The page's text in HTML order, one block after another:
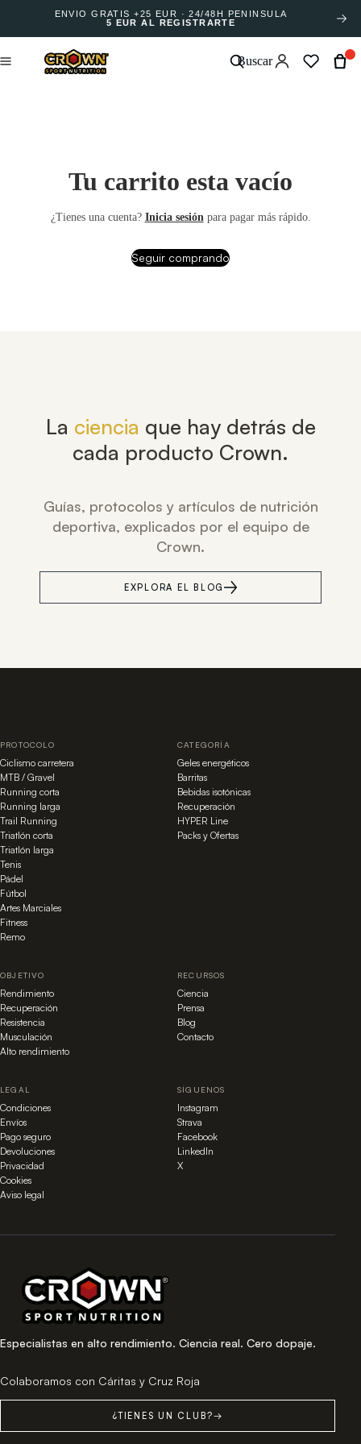
ENVÍO GRATIS +25 EUR · 24/48H PENÍNSULA
5 EUR AL REGISTRARTE
Buscar
Tu carrito esta vacío
¿Tienes una cuenta? Inicia sesiónpara pagar más rápido.
Seguir comprando
La ciencia que hay detrás de
cada producto Crown.
Guías, protocolos y artículos de nutrición
deportiva, explicados por el equipo de
Crown.
EXPLORA EL BLOG
PROTOCOLO
Ciclismo carretera
MTB / Gravel
Running corta
Running larga
Trail Running
Triatlón corta
Triatlón larga
Tenis
Pádel
Fútbol
Artes Marciales
Fitness
Remo
CATEGORÍA
Geles energéticos
Barritas
Bebidas isotónicas
Recuperación
HYPER Line
Packs y Ofertas
OBJETIVO
Rendimiento
Recuperación
Resistencia
Musculación
Alto rendimiento
RECURSOS
Ciencia
Prensa
Blog
Contacto
LEGAL
Condiciones
Envíos
Pago seguro
Devoluciones
Privacidad
Cookies
Aviso legal
SÍGUENOS
Instagram
Strava
Facebook
LinkedIn
X
Especialistas en alto rendimiento. Ciencia real. Cero dopaje.
Colaboramos con Cáritas y Cruz Roja
¿TIENES UN CLUB?→